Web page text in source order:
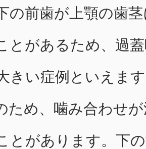
の前歯が上顎の歯
とがあるため、過
きい症例といえま
ため、噛み合わせ
とがあります。下